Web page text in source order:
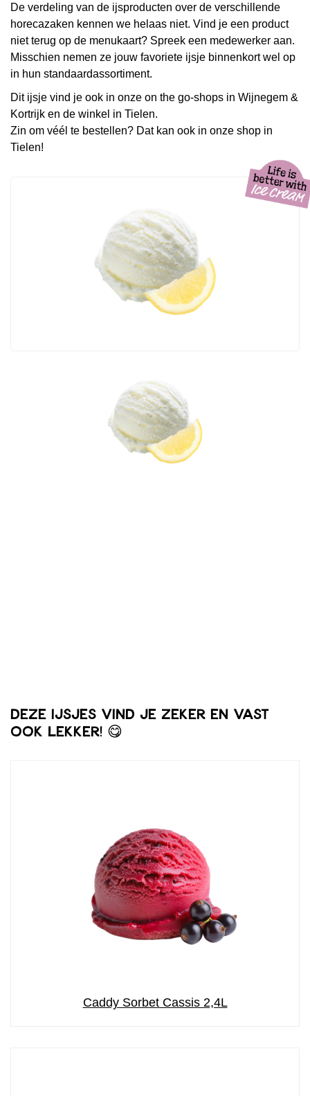
De verdeling van de ijsproducten over de verschillende
horecazaken kennen we helaas niet. Vind je een product
niet terug op de menukaart? Spreek een medewerker aan.
Misschien nemen ze jouw favoriete ijsje binnenkort wel op
in hun standaardassortiment.
Dit ijsje vind je ook in onze on the go-shops in Wijnegem &
Kortrijk en de winkel in Tielen.
Zin om véél te bestellen? Dat kan ook in onze shop in
Tielen!
Deze ijsjes vind je zeker en vast
ook lekker! 😋
Caddy Sorbet Cassis 2,4L